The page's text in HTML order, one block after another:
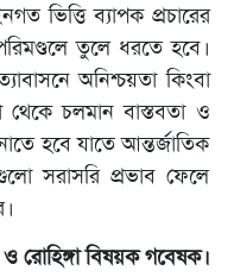
ভিত্তি ব্যাপক প্রচারের
তুলে ধরতে হবে।
অনিশ্চয়তা কিংবা
থেকে চলমান বাস্তবতা ও
হবে যাতে আন্তর্জাতিক
সরাসরি প্রভাব ফেলে
রোহিঙ্গা বিষয়ক গবেষক।